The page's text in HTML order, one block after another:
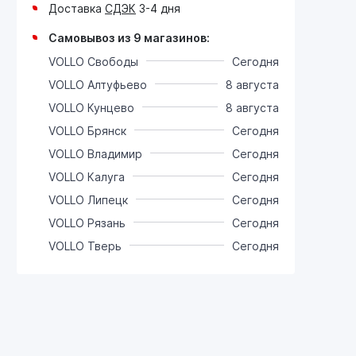
Доставка СДЭК 3-4 дня
Самовывоз из 9 магазинов:
VOLLO Свободы
Сегодня
VOLLO Алтуфьево
8 августа
VOLLO Кунцево
8 августа
VOLLO Брянск
Сегодня
VOLLO Владимир
Сегодня
VOLLO Калуга
Сегодня
VOLLO Липецк
Сегодня
VOLLO Рязань
Сегодня
VOLLO Тверь
Сегодня